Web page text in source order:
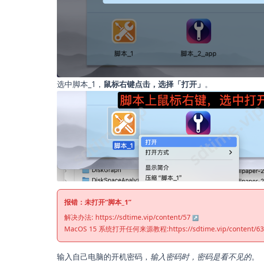
选中脚本_1， 鼠标右键点击，选择「打开」 。
报错：未打开“脚本_1”
解决办法: https://sdtime.vip/content/57
MacOS 15 系统打开任何来源教程:https://sdtime.vip/content/63
输入自己电脑的开机密码， 输入密码时，密码是看不见的。